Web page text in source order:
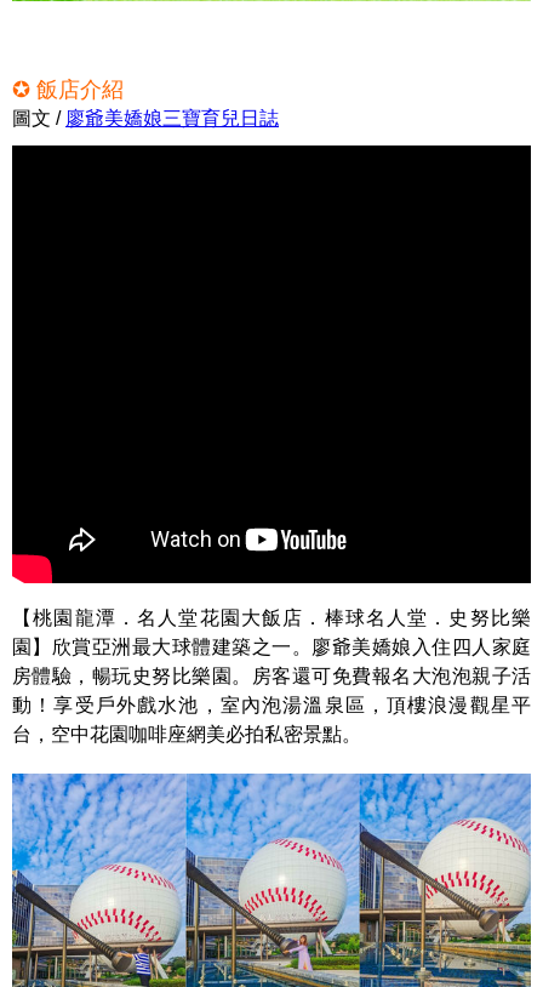
✪ 飯店介紹
圖文 / 廖爺美嬌娘三寶育兒日誌
【桃園龍潭．名人堂花園大飯店．棒球名人堂．史努比樂
園】欣賞亞洲最大球體建築之一。廖爺美嬌娘入住四人家庭
房體驗，暢玩史努比樂園。房客還可免費報名大泡泡親子活
動！享受戶外戲水池，室內泡湯溫泉區，頂樓浪漫觀星平
台，空中花園咖啡座網美必拍私密景點。